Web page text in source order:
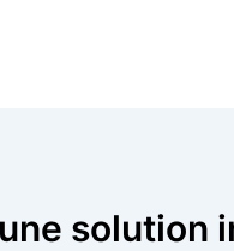
solution